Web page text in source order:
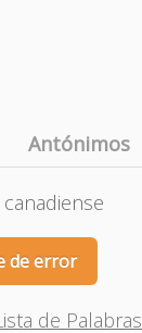
Antónimos
de error
de Palabras